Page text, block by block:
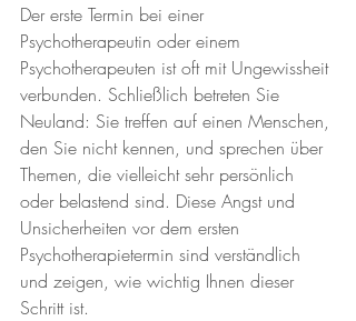
Der erste Termin bei einer
Psychotherapeutin oder einem
Psychotherapeuten ist oft mit Ungewissheit
verbunden. Schließlich betreten Sie
Neuland: Sie treffen auf einen Menschen,
den Sie nicht kennen, und sprechen über
Themen, die vielleicht sehr persönlich
oder belastend sind. Diese Angst und
Unsicherheiten vor dem ersten
Psychotherapietermin sind verständlich
und zeigen, wie wichtig Ihnen dieser
Schritt ist.